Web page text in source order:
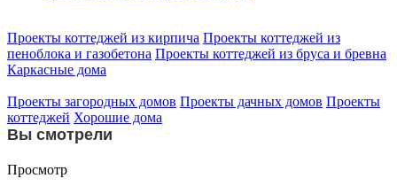
Проекты коттеджей из кирпича Проекты коттеджей из
пеноблока и газобетона Проекты коттеджей из бруса и бревна
Каркасные дома
Проекты загородных домов Проекты дачных домов Проекты
коттеджей Хорошие дома
Вы смотрели
Просмотр